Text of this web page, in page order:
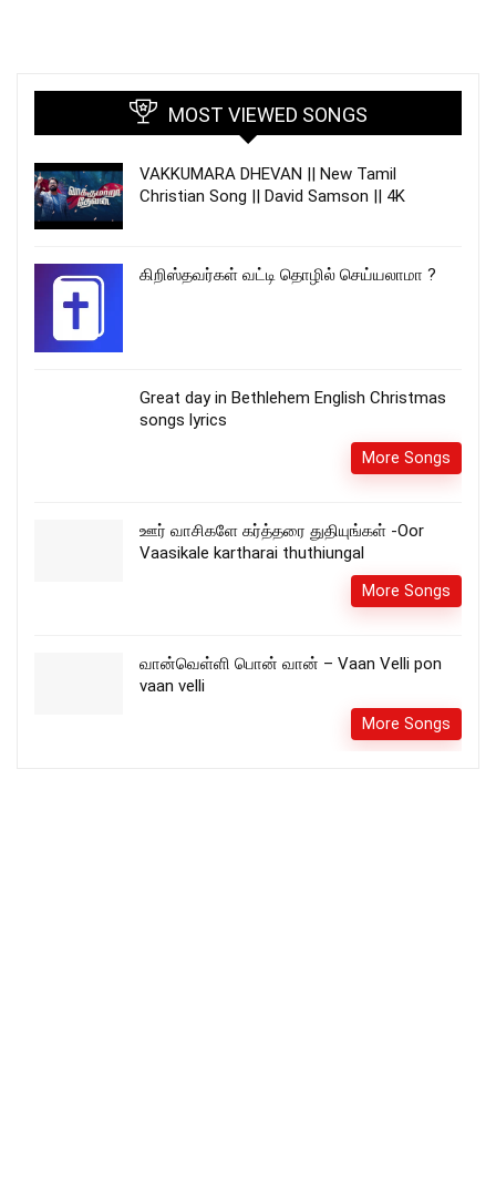
MOST VIEWED SONGS
VAKKUMARA DHEVAN || New Tamil
Christian Song || David Samson || 4K
கிறிஸ்தவர்கள் வட்டி தொழில் செய்யலாமா ?
Great day in Bethlehem English Christmas
songs lyrics
More Songs
ஊர் வாசிகளே கர்த்தரை துதியுங்கள் -Oor
Vaasikale kartharai thuthiungal
More Songs
வான்வெள்ளி பொன் வான் – Vaan Velli pon
vaan velli
More Songs